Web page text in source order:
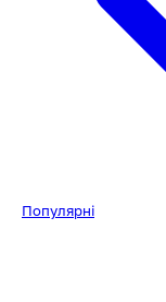
Популярні